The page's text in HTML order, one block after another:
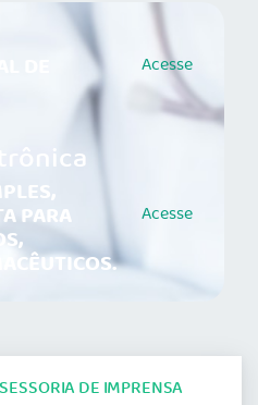
DE Acesse
PARA Acesse
DE IMPRENSA